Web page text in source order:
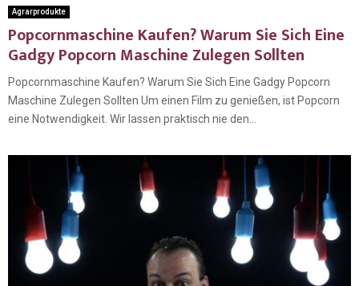
Agrarprodukte
Popcornmaschine Kaufen? Warum Sie Sich Eine
Gadgy Popcorn Maschine Zulegen Sollten
Popcornmaschine Kaufen? Warum Sie Sich Eine Gadgy Popcorn
Maschine Zulegen Sollten Um einen Film zu genießen, ist Popcorn
eine Notwendigkeit. Wir lassen praktisch nie den...